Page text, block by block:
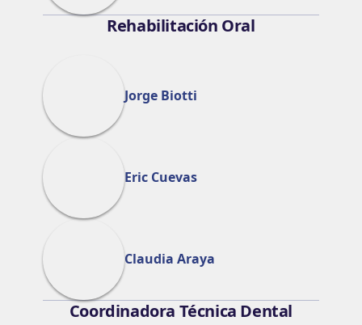
Rehabilitación Oral
Jorge Biotti
Eric Cuevas
Claudia Araya
Coordinadora Técnica Dental